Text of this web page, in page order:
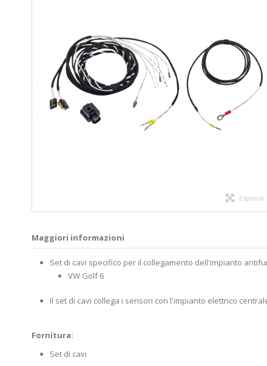
Espandi
Maggiori informazioni
Set di cavi specifico per il collegamento dell'impianto
VW Golf 6
Il set di cavi collega i sensori con l'impianto elettrico
Fornitura:
Set di cavi